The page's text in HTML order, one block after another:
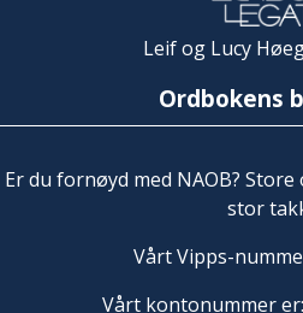
Leif og Lucy
Ordbokens
Er du fornøyd med NAOB?
stor
Vårt Vipps-
Vårt kontonummer er: